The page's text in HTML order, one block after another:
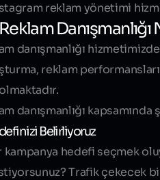
reklam yönetimi
Danışmanlığı
danışmanlığı
reklam
danışmanlığı
Belirliyoruz
kampanya hedefi seçmek
Trafik çekecek